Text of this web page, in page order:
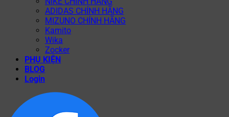
ADIDAS CHÍNH HÃNG
MIZUNO CHÍNH HÃNG
Kamito
Wika
Zocker
PHỤ KIỆN
BLOG
Login